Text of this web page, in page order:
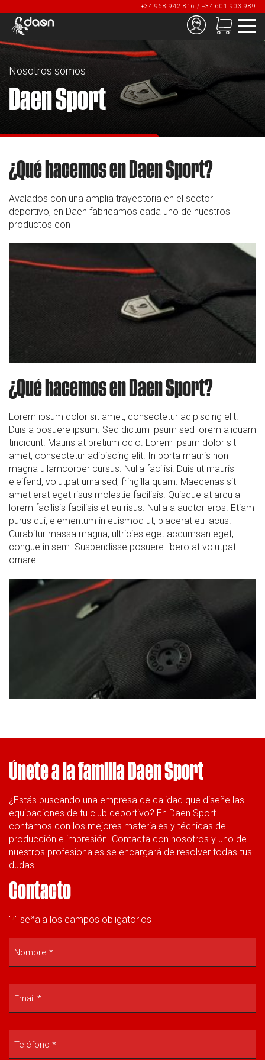
+34 968 942 816 / +34 601 903 989
Nosotros somos
Daen Sport
¿Qué hacemos en Daen Sport?
Avalados con una amplia trayectoria en el sector
deportivo, en Daen fabricamos cada uno de nuestros
productos con
¿Qué hacemos en Daen Sport?
Lorem ipsum dolor sit amet, consectetur adipiscing elit.
Duis a posuere ipsum. Sed dictum ipsum sed lorem aliquam
tincidunt. Mauris at pretium odio. Lorem ipsum dolor sit
amet, consectetur adipiscing elit. In porta mauris non
magna ullamcorper cursus. Nulla facilisi. Duis ut mauris
eleifend, volutpat urna sed, fringilla quam. Maecenas sit
amet erat eget risus molestie facilisis. Quisque at arcu a
lorem facilisis facilisis et eu risus. Nulla a auctor eros. Etiam
purus dui, elementum in euismod ut, placerat eu lacus.
Curabitur massa magna, ultricies eget accumsan eget,
congue in sem. Suspendisse posuere libero at volutpat
ornare.
Únete a la familia Daen Sport
¿Estás buscando una empresa de calidad que diseñe las
equipaciones de tu club deportivo? En Daen Sport
contamos con los mejores materiales y técnicas de
producción e impresión. Contacta con nosotros y uno de
nuestros profesionales se encargará de resolver todas tus
dudas.
Contacto
"*" señala los campos obligatorios